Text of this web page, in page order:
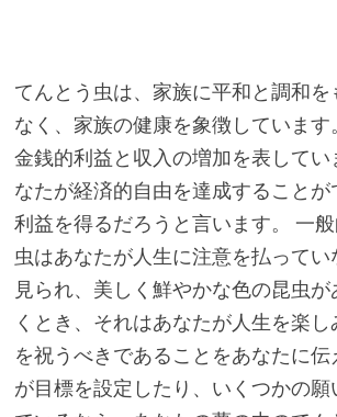
てんとう虫は、家族に平和と調和
なく、家族の健康を象徴しています
金銭的利益と収入の増加を表してい
なたが経済的自由を達成することが
利益を得るだろうと言います。 一
虫はあなたが人生に注意を払ってい
見られ、美しく鮮やかな色の昆虫が
くとき、それはあなたが人生を楽
を祝うべきであることをあなたに伝
が目標を設定したり、いくつかの願